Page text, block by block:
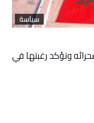
سياسة
وتؤكد رغبتها في